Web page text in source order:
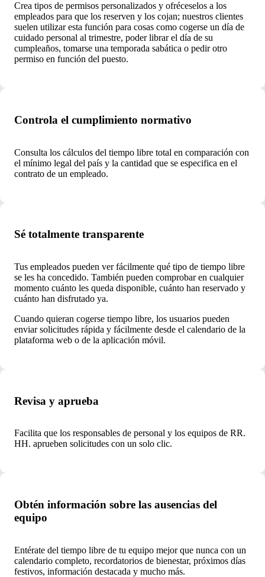
Crea tipos de permisos personalizados y ofréceselos a los
empleados para que los reserven y los cojan; nuestros clientes
suelen utilizar esta función para cosas como cogerse un día de
cuidado personal al trimestre, poder librar el día de su
cumpleaños, tomarse una temporada sabática o pedir otro
permiso en función del puesto.
Controla el cumplimiento normativo
Consulta los cálculos del tiempo libre total en comparación con
el mínimo legal del país y la cantidad que se especifica en el
contrato de un empleado.
Sé totalmente transparente
Tus empleados pueden ver fácilmente qué tipo de tiempo libre
se les ha concedido. También pueden comprobar en cualquier
momento cuánto les queda disponible, cuánto han reservado y
cuánto han disfrutado ya.
Cuando quieran cogerse tiempo libre, los usuarios pueden
enviar solicitudes rápida y fácilmente desde el calendario de la
plataforma web o de la aplicación móvil.
Revisa y aprueba
Facilita que los responsables de personal y los equipos de RR.
HH. aprueben solicitudes con un solo clic.
Obtén información sobre las ausencias del
equipo
Entérate del tiempo libre de tu equipo mejor que nunca con un
calendario completo, recordatorios de bienestar, próximos días
festivos, información destacada y mucho más.